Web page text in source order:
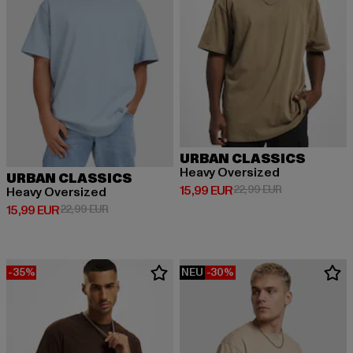
URBAN CLASSICS
Heavy Oversized
15,99 EUR
Derzeitiger Preis: 15,99 EUR
22,99 EURAktionspreis: 22,99 EUR
URBAN CLASSICS
Heavy Oversized
15,99 EUR
Derzeitiger Preis: 15,99 EUR
22,99 EURAktionspreis:
-35% NEU -30%